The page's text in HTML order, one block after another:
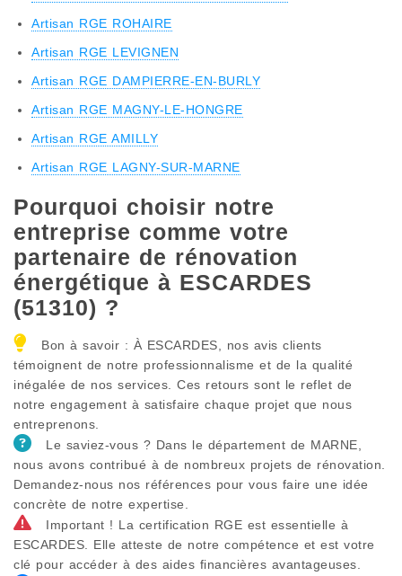
Artisan RGE ROHAIRE
Artisan RGE LEVIGNEN
Artisan RGE DAMPIERRE-EN-BURLY
Artisan RGE MAGNY-LE-HONGRE
Artisan RGE AMILLY
Artisan RGE LAGNY-SUR-MARNE
Pourquoi choisir notre
entreprise comme votre
partenaire de rénovation
énergétique à ESCARDES
(51310) ?
Bon à savoir : À ESCARDES, nos avis clients
témoignent de notre professionnalisme et de la qualité
inégalée de nos services. Ces retours sont le reflet de
notre engagement à satisfaire chaque projet que nous
entreprenons.
Le saviez-vous ? Dans le département de MARNE,
nous avons contribué à de nombreux projets de rénovation.
Demandez-nous nos références pour vous faire une idée
concrète de notre expertise.
Important ! La certification RGE est essentielle à
ESCARDES. Elle atteste de notre compétence et est votre
clé pour accéder à des aides financières avantageuses.